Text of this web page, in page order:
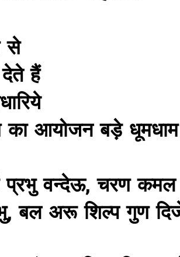
से
हैं
का आयोजन बड़े
प्रभु वन्देऊ, चरण कमल
बल अरू शिल्प गुण